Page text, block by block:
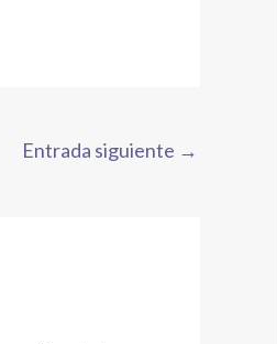
Entrada siguiente →